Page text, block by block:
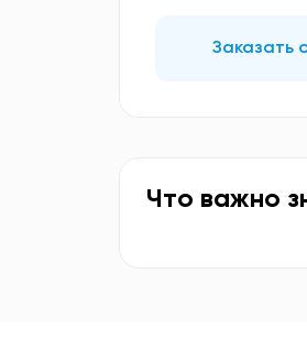
Заказать
Что важно